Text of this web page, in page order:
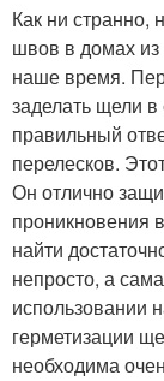
Как ни странно,
швов в домах
наше время.
заделать щели в
правильный
перелесков.
Он отлично
проникновения
найти
непросто, а
использовании
герметизации
необходима